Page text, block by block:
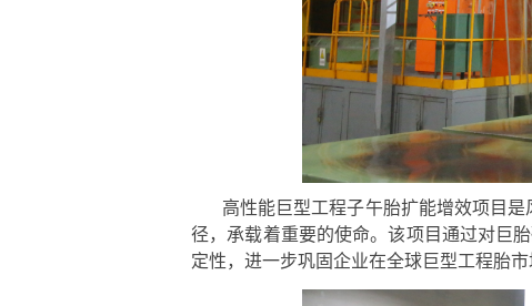
高性能巨型工程子午胎扩能增效项目
径，承载着重要的使命。该项目通过对巨
定性，进一步巩固企业在全球巨型工程胎